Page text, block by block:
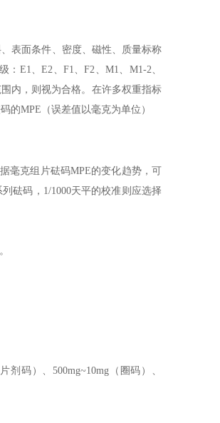
表面条件、密度、磁性、质量标称
E1、E2、F1、F2、M1、M1-2、
内，则视为合格。在许多权重指标
的MPE（误差值以毫克为单位）
毫克组片砝码MPE的变化趋势，可
砝码，1/1000天平的校准则应选择
剂码）、500mg~10mg（圈码）、